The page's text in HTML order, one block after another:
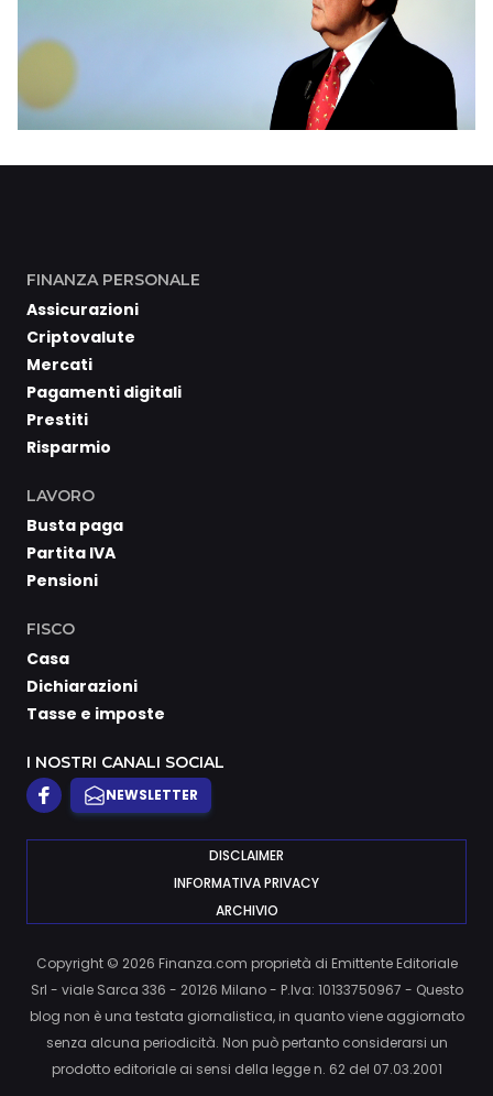
FINANZA PERSONALE
Assicurazioni
Criptovalute
Mercati
Pagamenti digitali
Prestiti
Risparmio
LAVORO
Busta paga
Partita IVA
Pensioni
FISCO
Casa
Dichiarazioni
Tasse e imposte
I NOSTRI CANALI SOCIAL
NEWSLETTER
DISCLAIMER
INFORMATIVA PRIVACY
ARCHIVIO
Copyright © 2026 Finanza.com proprietà di Emittente Editoriale
Srl - viale Sarca 336 - 20126 Milano - P.Iva: 10133750967 - Questo
blog non è una testata giornalistica, in quanto viene aggiornato
senza alcuna periodicità. Non può pertanto considerarsi un
prodotto editoriale ai sensi della legge n. 62 del 07.03.2001